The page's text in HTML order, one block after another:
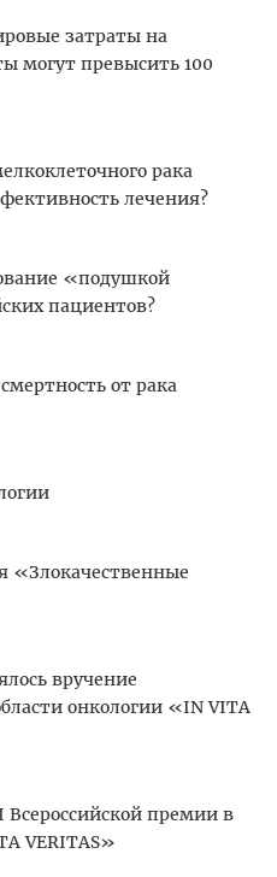
затраты на
могут превысить 100
рака
лечения?
«подушкой
пациентов?
от рака
«Злокачественные
вручение
онкологии «IN VITA
премии в
VERITAS»